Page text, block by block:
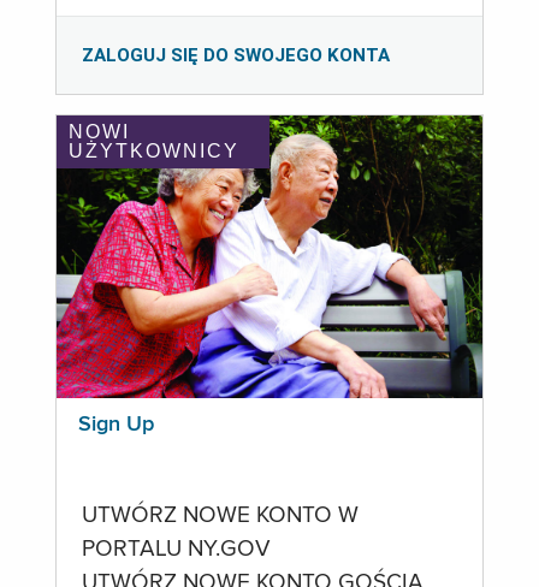
ZALOGUJ SIĘ DO SWOJEGO KONTA
NOWI
UŻYTKOWNICY
Sign Up
UTWÓRZ NOWE KONTO W
PORTALU NY.GOV